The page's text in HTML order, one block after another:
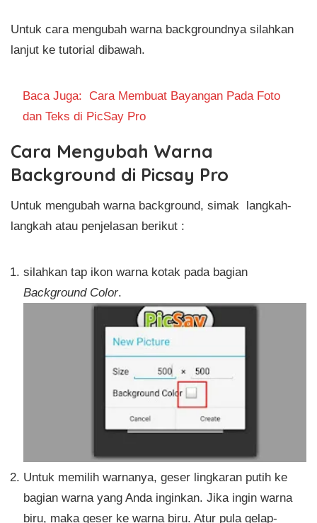
Untuk cara mengubah warna backgroundnya silahkan
lanjut ke tutorial dibawah.
Baca Juga: Cara Membuat Bayangan Pada Foto
dan Teks di PicSay Pro
Cara Mengubah Warna
Background di Picsay Pro
Untuk mengubah warna background, simak langkah-
langkah atau penjelasan berikut :
silahkan tap ikon warna kotak pada bagian
Background Color.
Untuk memilih warnanya, geser lingkaran putih ke
bagian warna yang Anda inginkan. Jika ingin warna
biru, maka geser ke warna biru. Atur pula gelap-